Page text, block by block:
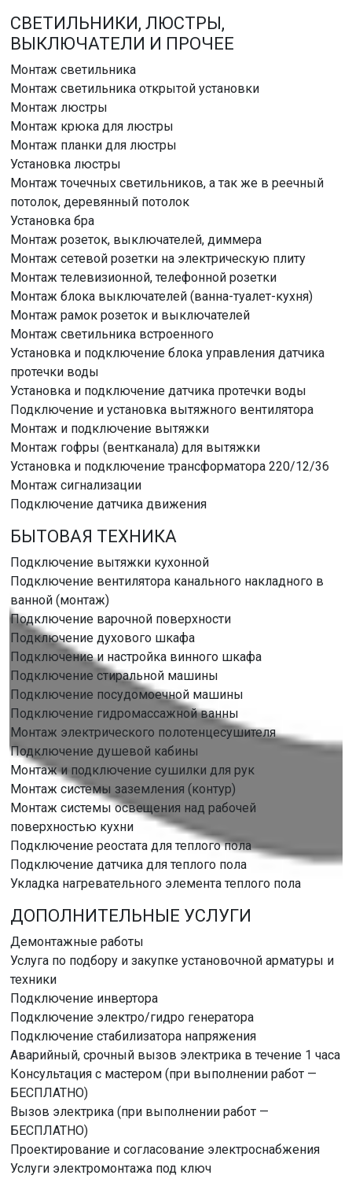
СВЕТИЛЬНИКИ, ЛЮСТРЫ,
ВЫКЛЮЧАТЕЛИ И ПРОЧЕЕ
Монтаж светильника
Монтаж светильника открытой установки
Монтаж люстры
Монтаж крюка для люстры
Монтаж планки для люстры
Установка люстры
Монтаж точечных светильников, а так же в реечный
потолок, деревянный потолок
Установка бра
Монтаж розеток, выключателей, диммера
Монтаж сетевой розетки на электрическую плиту
Монтаж телевизионной, телефонной розетки
Монтаж блока выключателей (ванна-туалет-кухня)
Монтаж рамок розеток и выключателей
Монтаж светильника встроенного
Установка и подключение блока управления датчика
протечки воды
Установка и подключение датчика протечки воды
Подключение и установка вытяжного вентилятора
Монтаж и подключение вытяжки
Монтаж гофры (вентканала) для вытяжки
Установка и подключение трансформатора 220/12/36
Монтаж сигнализации
Подключение датчика движения
БЫТОВАЯ ТЕХНИКА
Подключение вытяжки кухонной
Подключение вентилятора канального накладного в
ванной (монтаж)
Подключение варочной поверхности
Подключение духового шкафа
Подключение и настройка винного шкафа
Подключение стиральной машины
Подключение посудомоечной машины
Подключение гидромассажной ванны
Монтаж электрического полотенцесушителя
Подключение душевой кабины
Монтаж и подключение сушилки для рук
Монтаж системы заземления (контур)
Монтаж системы освещения над рабочей
поверхностью кухни
Подключение реостата для теплого пола
Подключение датчика для теплого пола
Укладка нагревательного элемента теплого пола
ДОПОЛНИТЕЛЬНЫЕ УСЛУГИ
Демонтажные работы
Услуга по подбору и закупке установочной арматуры и
техники
Подключение инвертора
Подключение электро/гидро генератора
Подключение стабилизатора напряжения
Аварийный, срочный вызов электрика в течение 1 часа
Консультация с мастером (при выполнении работ —
БЕСПЛАТНО)
Вызов электрика (при выполнении работ —
БЕСПЛАТНО)
Проектирование и согласование электроснабжения
Услуги электромонтажа под ключ